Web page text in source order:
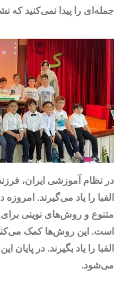
جمله‌ای را پیدا نمی‌کنید که
در نظام آموزشی ایران،
الفبا را یاد می‌گیرند.
متنوع و روش‌های نوینی برای
الفبا را یاد بگیرند. در پایان
می‌شود.